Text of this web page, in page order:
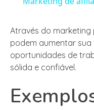
Através do marketing
podem aumentar sua
oportunidades de
sólida e confiável.